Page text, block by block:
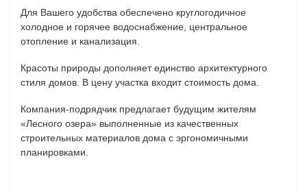
Для Вашего удобства обеспечено круглогодичное
холодное и горячее водоснабжение, центральное
отопление и канализация.
Красоты природы дополняет единство архитектурного
стиля домов. В цену участка входит стоимость дома.
Компания-подрядчик предлагает будущим жителям
«Лесного озера» выполненные из качественных
строительных материалов дома с эргономичными
планировками.